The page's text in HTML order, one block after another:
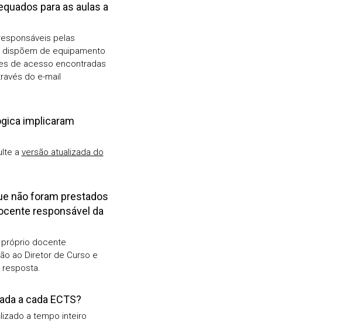
para as aulas a
pelas
de equipamento
de acesso encontradas
do e-mail
implicaram
a versão atualizada do
não foram prestados
responsável da
próprio docente
ao Diretor de Curso e
resposta.
a cada ECTS?
a tempo inteiro